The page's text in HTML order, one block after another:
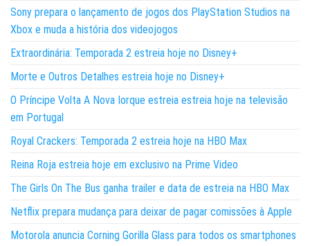
Sony prepara o lançamento de jogos dos PlayStation Studios na
Xbox e muda a história dos videojogos
Extraordinária: Temporada 2 estreia hoje no Disney+
Morte e Outros Detalhes estreia hoje no Disney+
O Príncipe Volta A Nova Iorque estreia estreia hoje na televisão
em Portugal
Royal Crackers: Temporada 2 estreia hoje na HBO Max
Reina Roja estreia hoje em exclusivo na Prime Video
The Girls On The Bus ganha trailer e data de estreia na HBO Max
Netflix prepara mudança para deixar de pagar comissões à Apple
Motorola anuncia Corning Gorilla Glass para todos os smartphones